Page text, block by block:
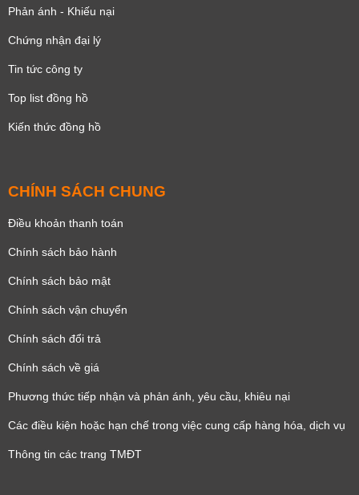
Phản ánh - Khiếu nại
Chứng nhận đại lý
Tin tức công ty
Top list đồng hồ
Kiến thức đồng hồ
CHÍNH SÁCH CHUNG
Điều khoản thanh toán
Chính sách bảo hành
Chính sách bảo mật
Chính sách vận chuyển
Chính sách đổi trả
Chính sách về giá
Phương thức tiếp nhận và phản ánh, yêu cầu, khiêu nại
Các điều kiện hoặc hạn chế trong việc cung cấp hàng hóa, dịch vụ
Thông tin các trang TMĐT